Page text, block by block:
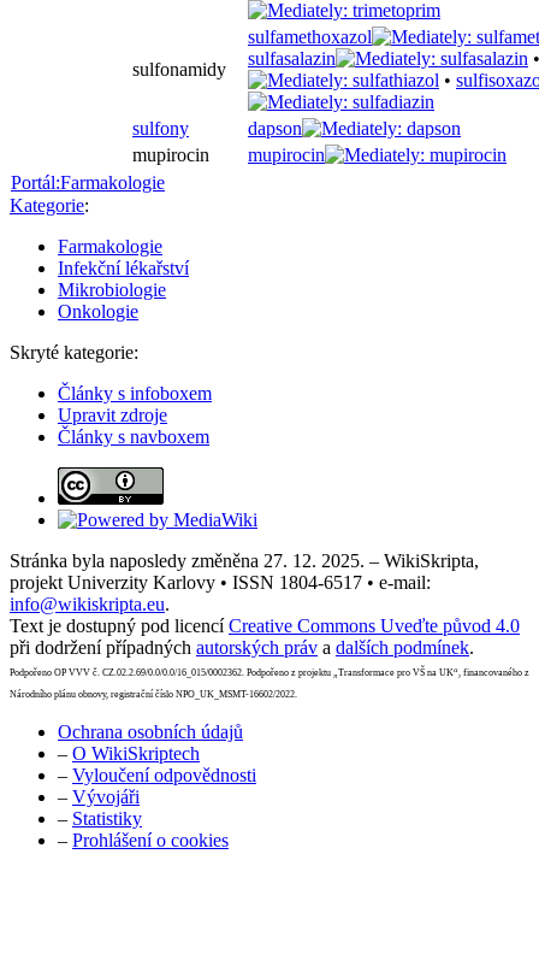
sulfonamidy
sulfamethoxazol
sulfasalazin
•
sulfony
dapson
mupirocin
mupirocin
Portál:Farmakologie
Kategorie:
Farmakologie
Infekční lékařství
Mikrobiologie
Onkologie
Skryté kategorie:
Články s infoboxem
Upravit zdroje
Články s navboxem
Stránka byla naposledy změněna 27. 12. 2025. – WikiSkripta,
projekt Univerzity Karlovy • ISSN 1804-6517 • e-mail:
info@wikiskripta.eu.
Text je dostupný pod licencíCreative Commons Uveďte původ 4.0
při dodržení případných autorských práv a dalších podmínek.
Podpořeno OP VVV č. CZ.02.2.69/0.0/0.0/16_015/0002362. Podpořeno z projektu „Transformace pro VŠ na UK“, financovaného z
Národního plánu obnovy, registrační číslo NPO_UK_MSMT-16602/2022.
Ochrana osobních údajů
– O WikiSkriptech
– Vyloučení odpovědnosti
– Vývojáři
– Statistiky
– Prohlášení o cookies